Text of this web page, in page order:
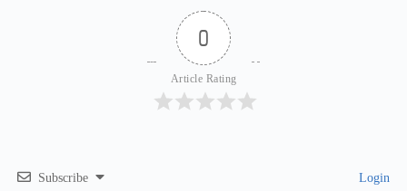
0
Article Rating
Subscribe Login